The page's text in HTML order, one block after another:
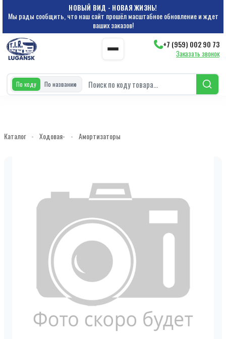
НОВЫЙ ВИД - НОВАЯ ЖИЗНЬ!
Мы рады сообщить, что наш сайт прошёл масштабное обновление и ждет
ваших заказов!
+7 (959) 002 90 73
Заказать звонок
По коду По названию
Каталог - Ходовая- - Амортизаторы